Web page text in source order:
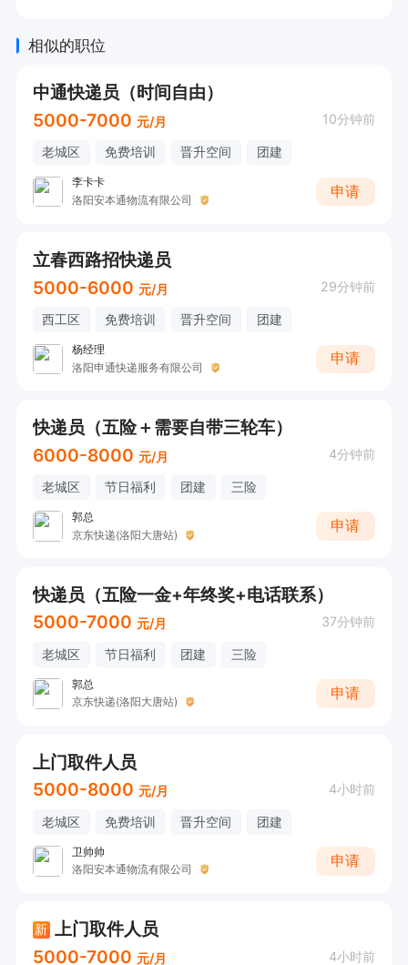
4.各类补贴：话费补贴，冬季取暖补贴（北方城
【备注】：
1.德邦快递欢迎离职员工重返公司。
2.德邦快递在招聘过程中不收取任何费用、押金
等，敬请各位求职者知晓，以免受骗损失财物。
相似的职位
中通快递员（时间自由）
5000-7000 元/月 10分钟前
老城区 免费培训 晋升空间 团建
李卡卡
洛阳安本通物流有限公司
申请
立春西路招快递员
5000-6000 元/月 29分钟前
西工区 免费培训 晋升空间 团建
杨经理
洛阳申通快递服务有限公司
申请
快递员（五险＋需要自带三轮车）
6000-8000 元/月 4分钟前
老城区 节日福利 团建 三险
郭总
京东快递(洛阳大唐站)
申请
快递员（五险一金+年终奖+电话联系）
5000-7000 元/月 37分钟前
老城区 节日福利 团建 三险
郭总
京东快递(洛阳大唐站)
申请
上门取件人员
5000-8000 元/月 4小时前
老城区 免费培训 晋升空间 团建
卫帅帅
洛阳安本通物流有限公司
申请
新 上门取件人员
5000-7000 元/月 4小时前